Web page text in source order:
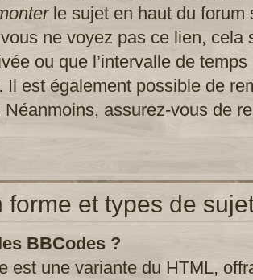
le sujet en haut du forum
ne voyez pas ce lien, cela
ou que l’intervalle de
Il est également possible de
Néanmoins, assurez-vous de
forme et types de
BBCodes ?
est une variante du HTML,